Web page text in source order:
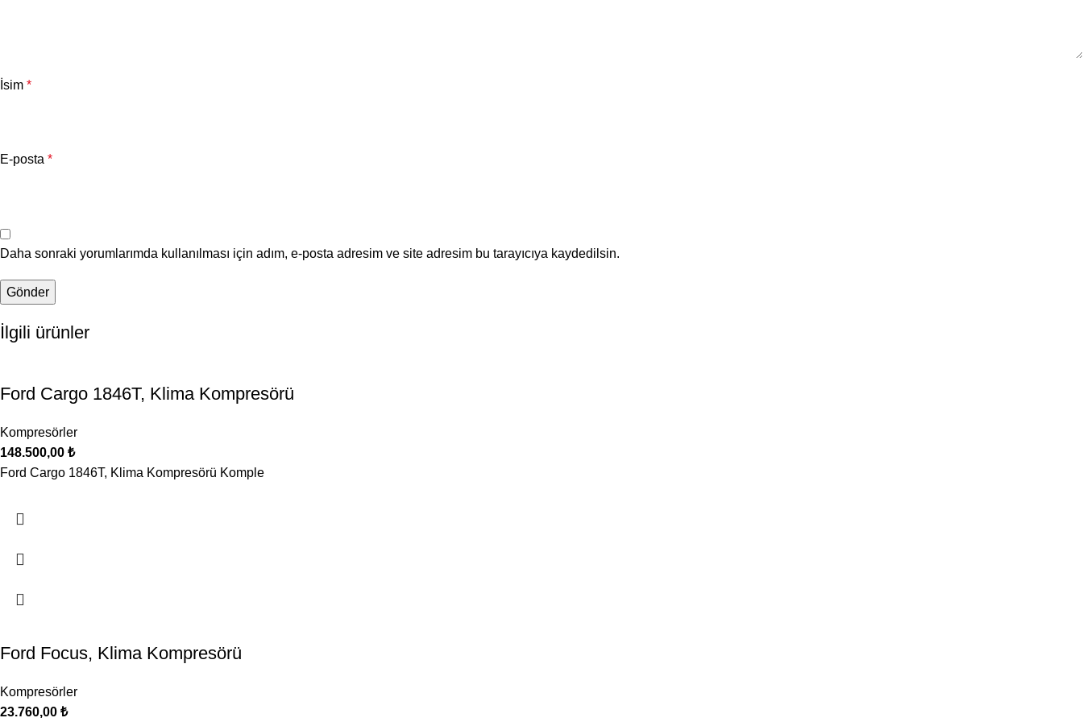
İsim *
E-posta *
Daha sonraki yorumlarımda kullanılması için adım, e-posta adresim ve site adresim bu tarayıcıya kaydedilsin.
İlgili ürünler
Ford Cargo 1846T, Klima Kompresörü
Kompresörler
148.500,00 ₺
Ford Cargo 1846T, Klima Kompresörü Komple
Ford Focus, Klima Kompresörü
Kompresörler
23.760,00 ₺